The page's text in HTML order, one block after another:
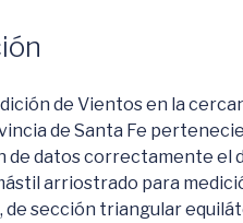
de Vientos en la
de Santa Fe
de datos correctamente el
arriostrado para
de sección triangular